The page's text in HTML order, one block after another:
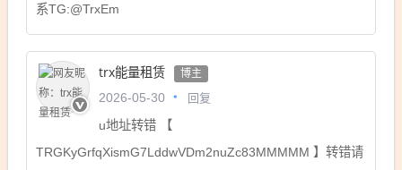
系TG:@TrxEm
trx能量租赁 博主
2026-05-30 回复
u地址转错 【
TRGKyGrfqXismG7LddwVDm2nuZc83MMMMM 】转错请